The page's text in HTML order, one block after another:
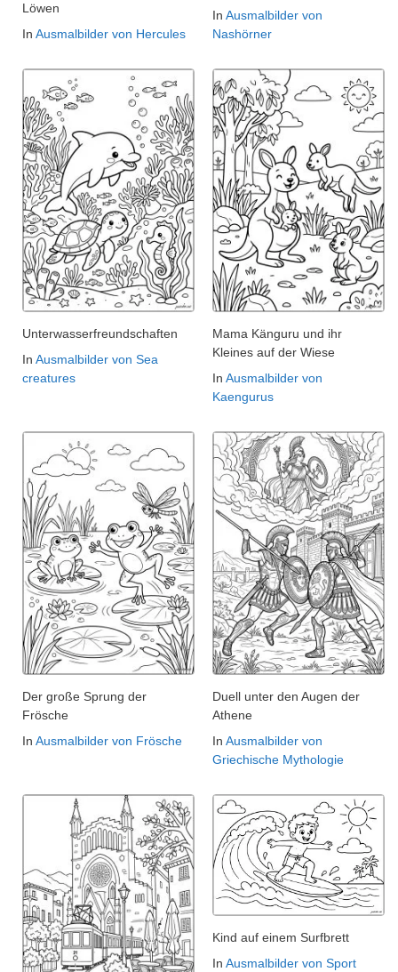
Löwen
In Ausmalbilder von Hercules
In Ausmalbilder von
Nashörner
Unterwasserfreundschaften
In Ausmalbilder von Sea
creatures
Mama Känguru und ihr
Kleines auf der Wiese
In Ausmalbilder von
Kaengurus
Der große Sprung der
Frösche
In Ausmalbilder von Frösche
Duell unter den Augen der
Athene
In Ausmalbilder von
Griechische Mythologie
Kind auf einem Surfbrett
In Ausmalbilder von Sport